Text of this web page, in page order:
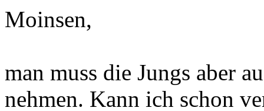
Moinsen,
man muss die Jungs aber
nehmen. Kann ich schon